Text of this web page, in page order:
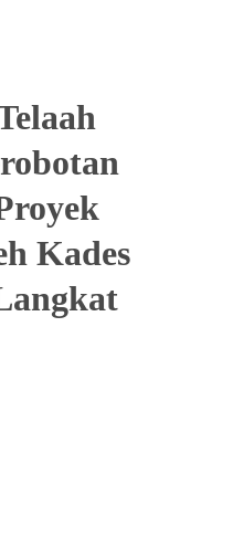
Kades